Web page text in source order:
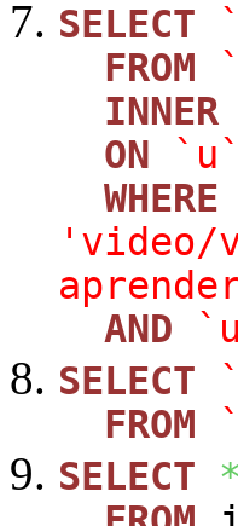
SELECT
FROM
INNER
ON
`u`
WHERE
'video/
AND
SELECT
FROM
SELECT
*